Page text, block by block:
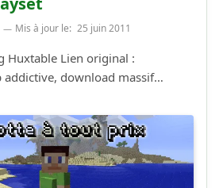
Mis à jour le: 25 juin 2011
Huxtable Lien original :
addictive, download massif…